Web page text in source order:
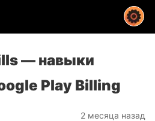
— навыки
Play Billing
2 месяца назад